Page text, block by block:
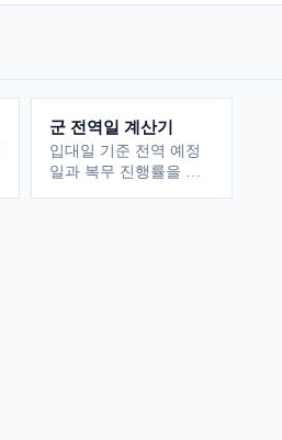
군 전역일 계산기
입대일 기준 전역 예정
일과 복무 진행률을 확